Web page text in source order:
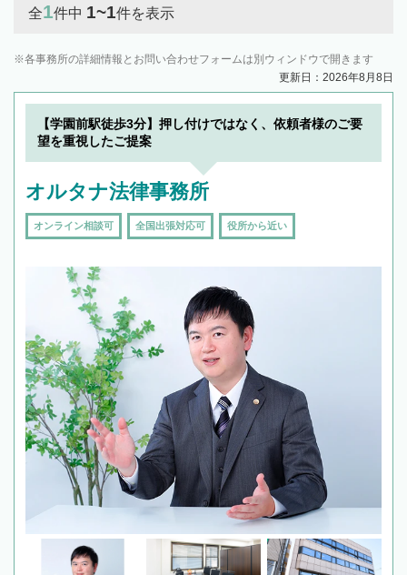
全1件中 1~1件を表示
各事務所の詳細情報とお問い合わせフォームは別ウィンドウで開きます
更新日：2026年8月8日
【学園前駅徒歩3分】押し付けではなく、依頼者様のご要
望を重視したご提案
オルタナ法律事務所
オンライン相談可 全国出張対応可 役所から近い